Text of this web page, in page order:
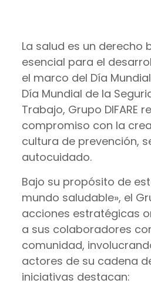
La salud es un derecho
esencial para el
el marco del Día
Día Mundial de la
Trabajo, Grupo DIFARE
compromiso con la
cultura de prevención,
autocuidado.
Bajo su propósito de
mundo saludable», el
acciones estratégicas
a sus colaboradores
comunidad,
actores de su cadena
iniciativas destacan: